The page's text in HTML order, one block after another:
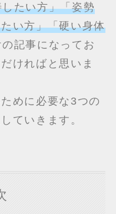
たい方」「姿勢
い方」「硬い身体
の記事になってお
ければと思いま
めに必要な3つの
ていきます。